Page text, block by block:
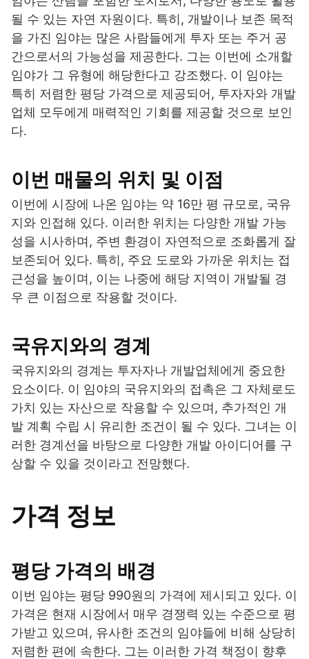
될 수 있는 자연 자원이다. 특히, 개발이나 보존 목적
을 가진 임야는 많은 사람들에게 투자 또는 주거 공
간으로서의 가능성을 제공한다. 그는 이번에 소개할
임야가 그 유형에 해당한다고 강조했다. 이 임야는
특히 저렴한 평당 가격으로 제공되어, 투자자와 개발
업체 모두에게 매력적인 기회를 제공할 것으로 보인
다.
이번 매물의 위치 및 이점
이번에 시장에 나온 임야는 약 16만 평 규모로, 국유
지와 인접해 있다. 이러한 위치는 다양한 개발 가능
성을 시사하며, 주변 환경이 자연적으로 조화롭게 잘
보존되어 있다. 특히, 주요 도로와 가까운 위치는 접
근성을 높이며, 이는 나중에 해당 지역이 개발될 경
우 큰 이점으로 작용할 것이다.
국유지와의 경계
국유지와의 경계는 투자자나 개발업체에게 중요한
요소이다. 이 임야의 국유지와의 접촉은 그 자체로도
가치 있는 자산으로 작용할 수 있으며, 추가적인 개
발 계획 수립 시 유리한 조건이 될 수 있다. 그녀는 이
러한 경계선을 바탕으로 다양한 개발 아이디어를 구
상할 수 있을 것이라고 전망했다.
가격 정보
평당 가격의 배경
이번 임야는 평당 990원의 가격에 제시되고 있다. 이
가격은 현재 시장에서 매우 경쟁력 있는 수준으로 평
가받고 있으며, 유사한 조건의 임야들에 비해 상당히
저렴한 편에 속한다. 그는 이러한 가격 책정이 향후